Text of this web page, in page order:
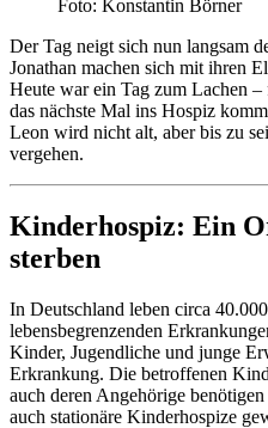
Foto: Konstantin Börner
Der Tag neigt sich nun langsam
Jonathan machen sich mit ihren
Heute war ein Tag zum Lachen
das nächste Mal ins Hospiz
Leon wird nicht alt, aber bis zu
vergehen.
Kinderhospiz: Ein
sterben
In Deutschland leben circa
lebensbegrenzenden
Kinder, Jugendliche und junge
Erkrankung. Die betroffenen
auch deren Angehörige
auch stationäre Kinderhospize